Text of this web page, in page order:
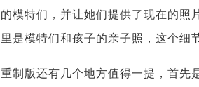
的模特们，并让她们提供了现在的照
里是模特们和孩子的亲子照，这个细
重制版还有几个地方值得一提，首先